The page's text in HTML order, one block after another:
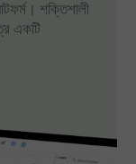
শক্তিশালী
একটি